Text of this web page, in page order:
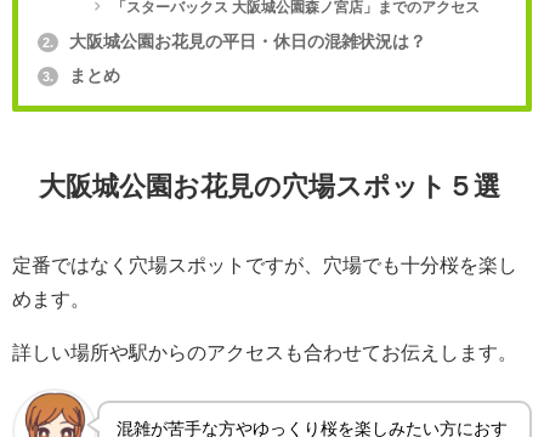
「スターバックス 大阪城公園森ノ宮店」までのアクセス
2. 大阪城公園お花見の平日・休日の混雑状況は？
3. まとめ
大阪城公園お花見の穴場スポット５選
定番ではなく穴場スポットですが、穴場でも十分桜を楽し
めます。
詳しい場所や駅からのアクセスも合わせてお伝えします。
混雑が苦手な方やゆっくり桜を楽しみたい方におす